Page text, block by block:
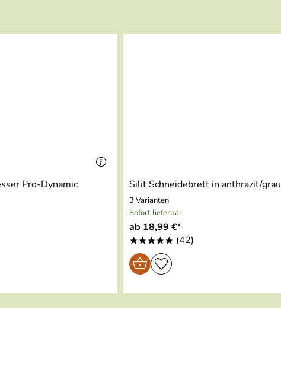
Dick und unsere Antworten finden Sie hier.
Pro-Dynamic Silit Schneidebrett in anthrazit/grau
3 Varianten
Sofort lieferbar
ab 18,99 €*
***** (42)